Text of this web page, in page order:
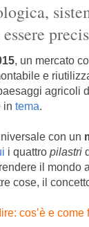
, un mercato
e
agricoli
in tema.
con un
i quattro pilastri
il mondo
cose, il
cos’è e